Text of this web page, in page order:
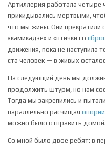
Артиллерия работала четыре
прикидывались мертвыми,
что мы живы. Они прекратили
«камикадзе» и «птички со
движения, пока не наступила
ста человек — в живых
На следующий день мы
продолжить штурм, но нам
Тогда мы закрепились и
параллельно расчищая
можно было отправить домой.
Со мной было двое ребят: в